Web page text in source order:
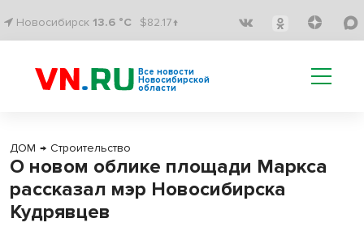
Новосибирск 13.6 °C $82.17↑
Все новости
Новосибирской
области
ДОМ → Строительство
О новом облике площади Маркса
рассказал мэр Новосибирска
Кудрявцев